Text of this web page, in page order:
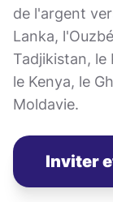
de l'argent
Lanka,
Tadjikistan, le
le Kenya, le
Moldavie.
Inviter